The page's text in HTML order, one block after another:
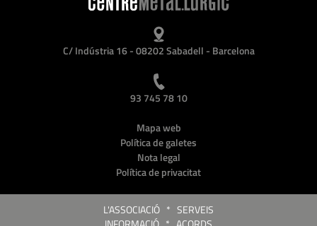
C/ Indústria 16 - 08202 Sabadell - Barcelona
93 745 78 10
Mapa web
Política de galetes
Nota legal
Política de privacitat
L'ASSOCIACIÓ * SERVEIS